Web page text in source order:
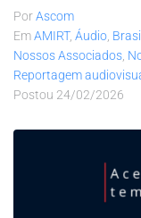
PorAscom
EmAMIRT, Áudio Brasil
Nossos Associados
Reportagem
Postou 24/02/2026